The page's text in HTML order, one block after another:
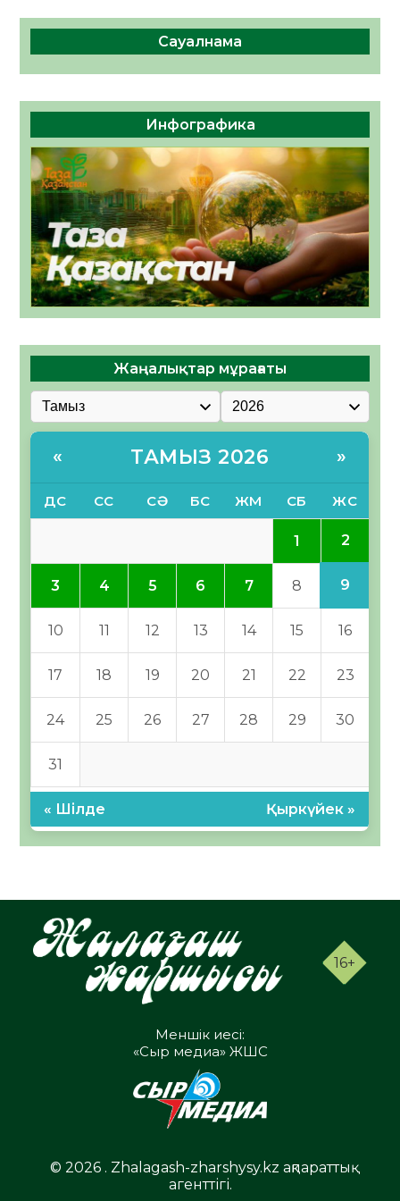
Сауалнама
Инфографика
Жаңалықтар мұрағаты
« ТАМЫЗ 2026 »
ДС СС СӘ БС ЖМ СБ ЖС
1 2
3 4 5 6 7 8 9
10 11 12 13 14 15 16
17 18 19 20 21 22 23
24 25 26 27 28 29 30
31
« Шілде Қыркүйек »
16+
Меншік иесі:
«Сыр медиа» ЖШС
© 2026 . Zhalagash-zharshysy.kz ақпараттық
агенттігі.